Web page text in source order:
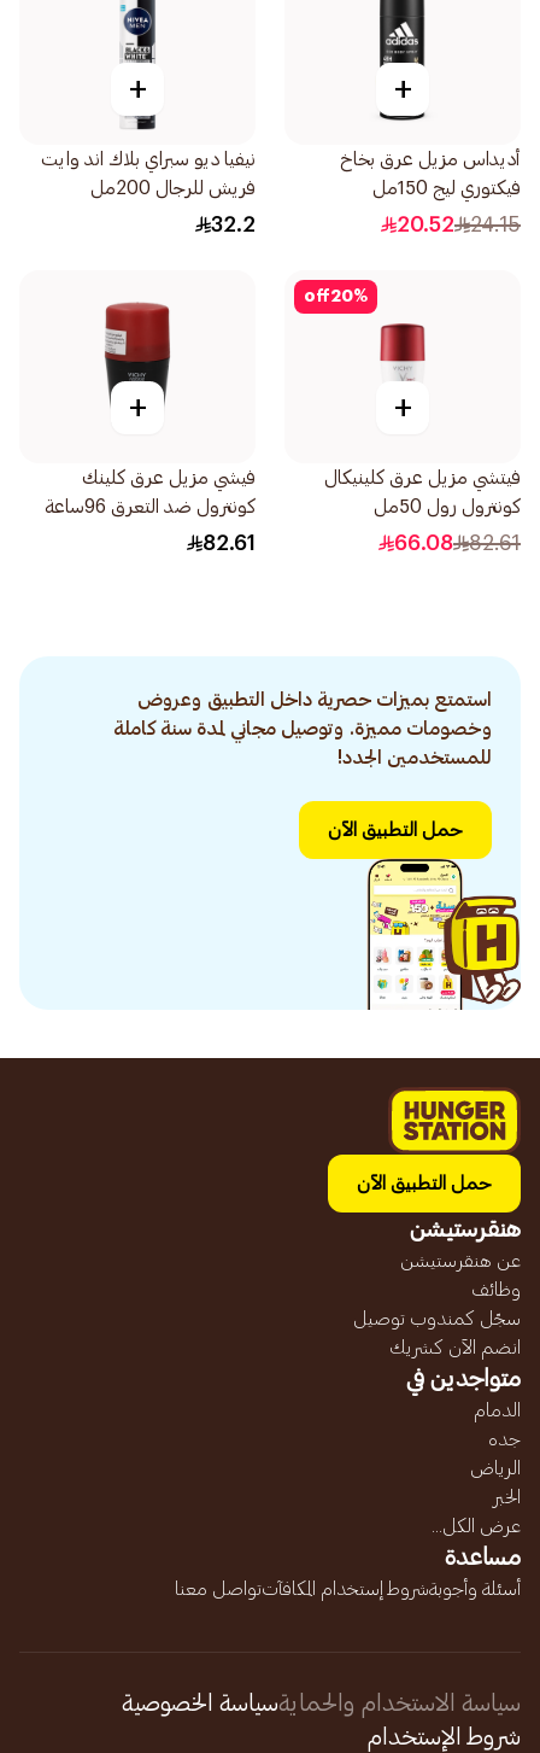
+
أديداس مزيل عرق بخاخ
فيكتوري ليج 150مل
24.15
20.52
+
نيفيا ديو سبراي بلاك اند وايت
فريش للرجال 200مل
32.2
20%
off
+
فيتشي مزيل عرق كلينيكال
كونترول رول 50مل
82.61
66.08
+
فيشي مزيل عرق كلينك
كونترول ضد التعرق 96ساعة
رجالي 50مل
82.61
استمتع بميزات حصرية داخل التطبيق وعروض
وخصومات مميزة. وتوصيل مجاني لمدة سنة كاملة
للمستخدمين الجدد!
حمل التطبيق الآن
حمل التطبيق الآن
هنقرستيشن
عن هنقرستيشن
وظائف
سجّل كمندوب توصيل
انضم الآن كشريك
متواجدين في
الدمام
جده
الرياض
الخبر
عرض الكل...
مساعدة
أسئلة وأجوبةشروط إستخدام المكافآتتواصل معنا
سياسة الاستخدام والحمايةسياسة الخصوصية
شروط الإستخدام